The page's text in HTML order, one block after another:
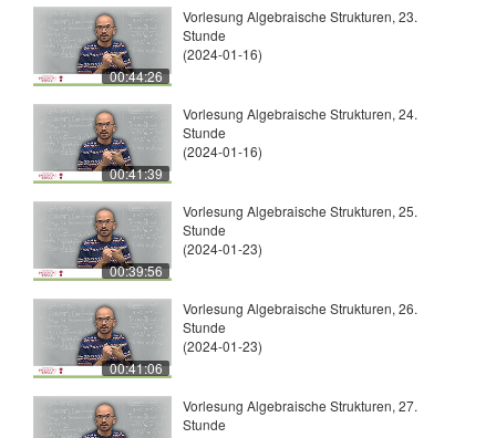
00:44:26
Vorlesung Algebraische Strukturen, 23.
Stunde
(2024-01-16)
00:41:39
Vorlesung Algebraische Strukturen, 24.
Stunde
(2024-01-16)
00:39:56
Vorlesung Algebraische Strukturen, 25.
Stunde
(2024-01-23)
00:41:06
Vorlesung Algebraische Strukturen, 26.
Stunde
(2024-01-23)
Vorlesung Algebraische Strukturen, 27.
Stunde